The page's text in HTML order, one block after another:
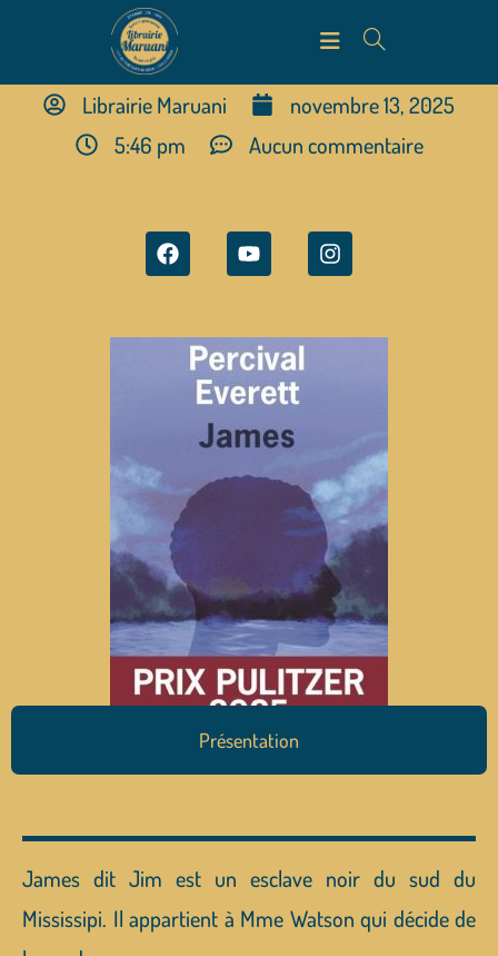
Librairie Maruani
novembre 13, 2025
5:46 pm
Aucun commentaire
Présentation
James dit Jim est un esclave noir du sud du
Mississipi. Il appartient à Mme Watson qui décide de